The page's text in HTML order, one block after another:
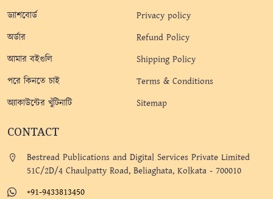
ড্যাশবোর্ড
অর্ডার
আমার বইগুলি
পরে কিনতে চাই
অ্যাকাউন্টের খুঁটিনাটি
Privacy policy
Refund Policy
Shipping Policy
Terms & Conditions
Sitemap
CONTACT
Bestread Publications and Digital Services Private Limited
51C/2D/4 Chaulpatty Road, Beliaghata, Kolkata - 700010
+91-9433813450